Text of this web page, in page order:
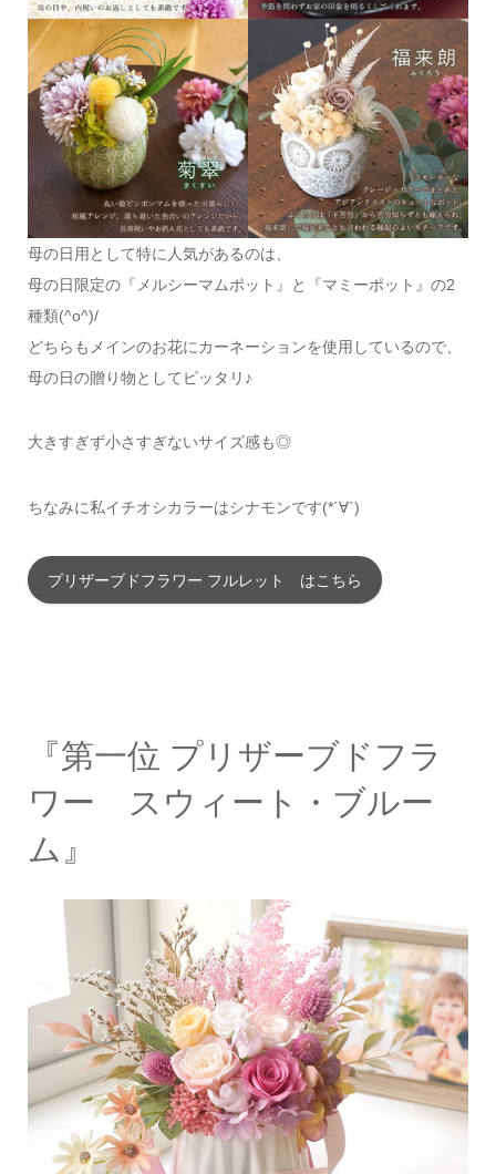
母の日用として特に人気があるのは、
母の日限定の『メルシーマムポット』と『マミーポット』の2
種類(^o^)/
どちらもメインのお花にカーネーションを使用しているので、
母の日の贈り物としてピッタリ♪
大きすぎず小さすぎないサイズ感も◎
ちなみに私イチオシカラーはシナモンです(*´∀`)
プリザーブドフラワー フルレット はこちら
『第一位 プリザーブドフラ
ワー スウィート・ブルー
ム』